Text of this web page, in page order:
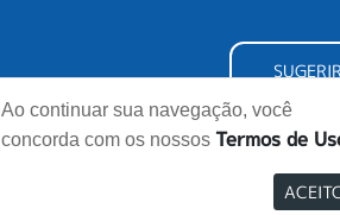
Ao continuar sua navegação, você
concorda com os nossos Termos de